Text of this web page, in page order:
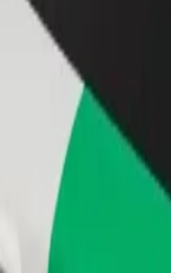
des revenus
Ajouter un
magasin
Atteignez plus
augmentez vos
Luxury Apartment
Luxury Apartment ?